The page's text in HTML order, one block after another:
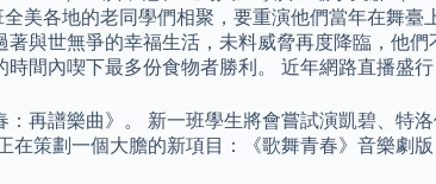
美各地的老同學們相聚，要重演他們當年在舞
與世無爭的幸福生活，未料威脅再度降臨，他
間內喫下最多份食物者勝利。 近年網路直播盛
再譜樂曲》。 新一班學生將會嘗試演凱碧、特
策劃一個大膽的新項目：《歌舞青春》音樂劇版